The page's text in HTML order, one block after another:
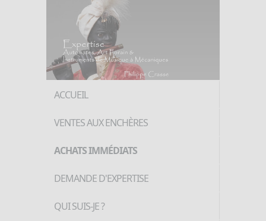
ACCUEIL
VENTES AUX ENCHÈRES
ACHATS IMMÉDIATS
DEMANDE D'EXPERTISE
QUI SUIS-JE ?